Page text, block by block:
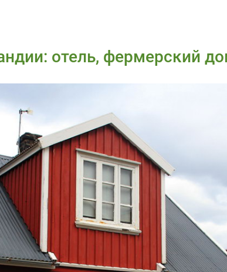
отель, фермерский